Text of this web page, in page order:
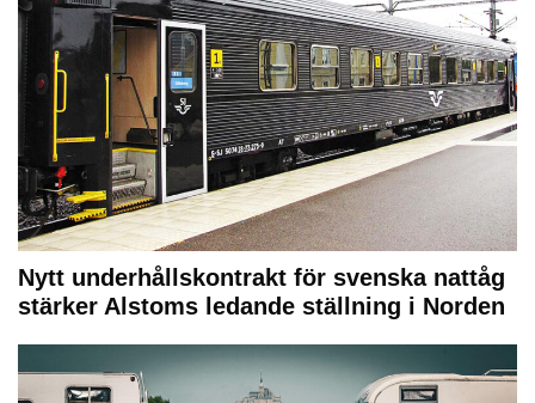
Nytt underhållskontrakt för svenska nattåg
stärker Alstoms ledande ställning i Norden